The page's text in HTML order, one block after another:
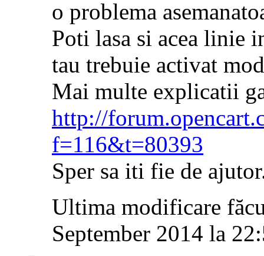
o problema
Poti lasa si acea linie
tau trebuie activat
Mai multe explicatii
http://
f=116&t=80393
Sper sa iti fie de
Ultima modificare
September 2014 la